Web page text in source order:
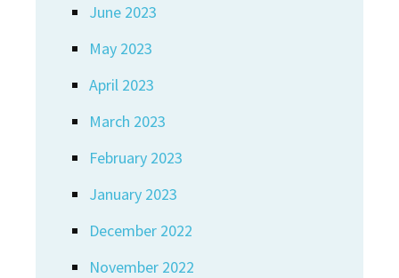
June 2023
May 2023
April 2023
March 2023
February 2023
January 2023
December 2022
November 2022